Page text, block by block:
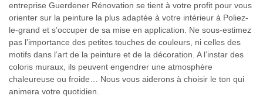
entreprise Guerdener Rénovation se tient à votre profit pour vous
orienter sur la peinture la plus adaptée à votre intérieur à Poliez-
le-grand et s’occuper de sa mise en application. Ne sous-estimez
pas l’importance des petites touches de couleurs, ni celles des
motifs dans l’art de la peinture et de la décoration. A l’instar des
coloris muraux, ils peuvent engendrer une atmosphère
chaleureuse ou froide… Nous vous aiderons à choisir le ton qui
animera votre quotidien.